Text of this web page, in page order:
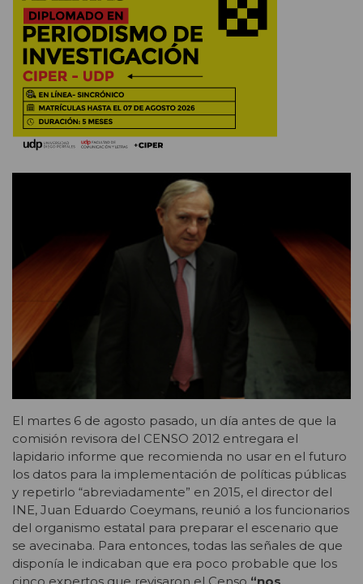
El martes 6 de agosto pasado, un día antes de que la
comisión revisora del CENSO 2012 entregara el
lapidario informe que recomienda no usar en el futuro
los datos para la implementación de políticas públicas
y repetirlo “abreviadamente” en 2015, el director del
INE, Juan Eduardo Coeymans, reunió a los funcionarios
del organismo estatal para preparar el escenario que
se avecinaba. Para entonces, todas las señales de que
disponía le indicaban que era poco probable que los
cinco expertos que revisaron el Censo “nos